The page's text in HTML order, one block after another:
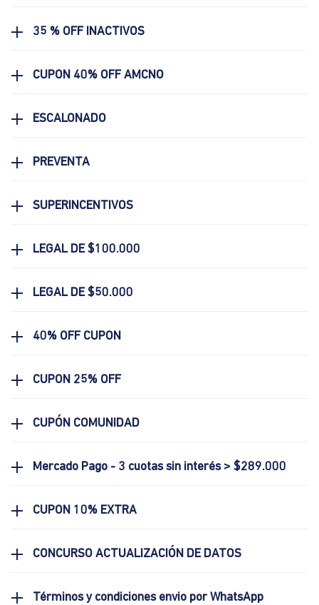
35 % OFF INACTIVOS
CUPON 40% OFF AMCNO
ESCALONADO
PREVENTA
SUPERINCENTIVOS
LEGAL DE $100.000
LEGAL DE $50.000
40% OFF CUPON
CUPON 25% OFF
CUPÓN COMUNIDAD
Mercado Pago - 3 cuotas sin interés > $289.000
CUPON 10% EXTRA
CONCURSO ACTUALIZACIÓN DE DATOS
Términos y condiciones envio por WhatsApp